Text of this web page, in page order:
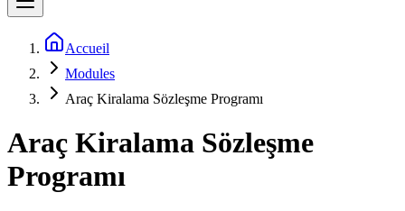
Accueil
Modules
Araç Kiralama Sözleşme Programı
Araç Kiralama Sözleşme
Programı